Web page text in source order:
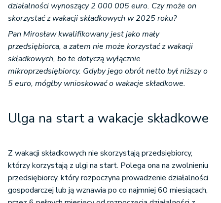
działalności wynoszący 2 000 005 euro. Czy może on
skorzystać z wakacji składkowych w 2025 roku?
Pan Mirosław kwalifikowany jest jako mały
przedsiębiorca, a zatem nie może korzystać z wakacji
składkowych, bo te dotyczą wyłącznie
mikroprzedsiębiorcy. Gdyby jego obrót netto był niższy o
5 euro, mógłby wnioskować o wakacje składkowe.
Ulga na start a wakacje składkowe
Z wakacji składkowych nie skorzystają przedsiębiorcy,
którzy korzystają z ulgi na start. Polega ona na zwolnieniu
przedsiębiorcy, który rozpoczyna prowadzenie działalności
gospodarczej lub ją wznawia po co najmniej 60 miesiącach,